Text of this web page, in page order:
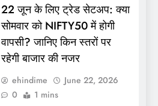
22 जून के लिए ट्रेड सेटअप: क्या
सोमवार को NIFTY50 में होगी
वापसी? जानिए किन स्तरों पर
रहेगी बाजार की नजर
ehindime
June 22, 2026
0
1 mins